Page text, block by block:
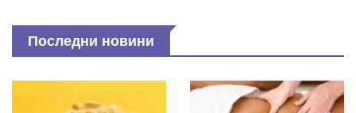
Последни новини